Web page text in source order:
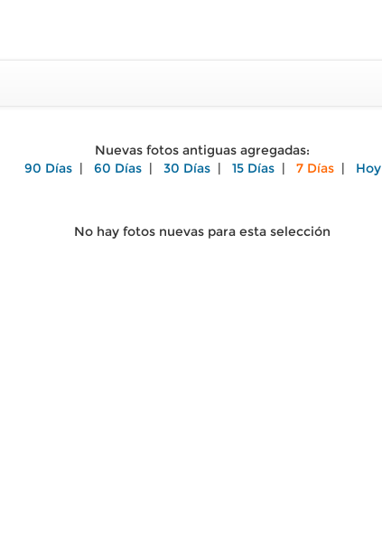
Nuevas fotos antiguas agregadas:
90 Días| 60 Días| 30 Días| 15 Días| 7 Días| Hoy
No hay fotos nuevas para esta selección